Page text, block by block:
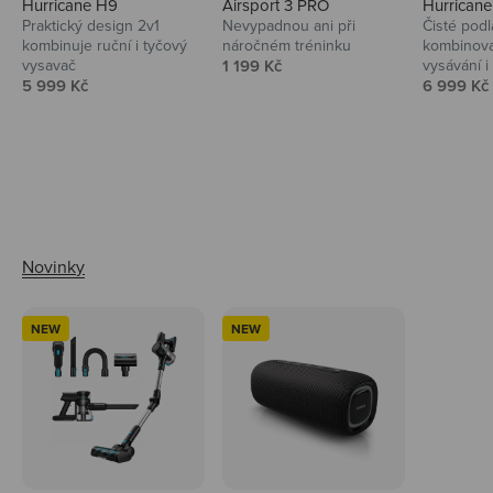
Hurricane H9
Praktický design 2v1
kombinuje ruční i tyčový
vysavač
Prodejní cena
5 999 Kč
Airsport 3 PRO
Nevypadnou ani při
náročném tréninku
Prodejní cena
1 199 Kč
Čisté
vysávání
Prodejní
6 999 Kč
NEW NEW